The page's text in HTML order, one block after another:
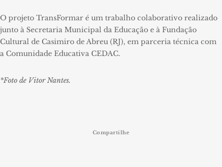
O projeto TransFormar é um trabalho colaborativo realizado
junto à Secretaria Municipal da Educação e à Fundação
Cultural de Casimiro de Abreu (RJ), em parceria técnica com
a Comunidade Educativa CEDAC.
*Foto de Vitor Nantes.
Compartilhe